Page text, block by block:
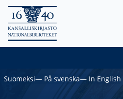
Suomeksi― På svenska― In English